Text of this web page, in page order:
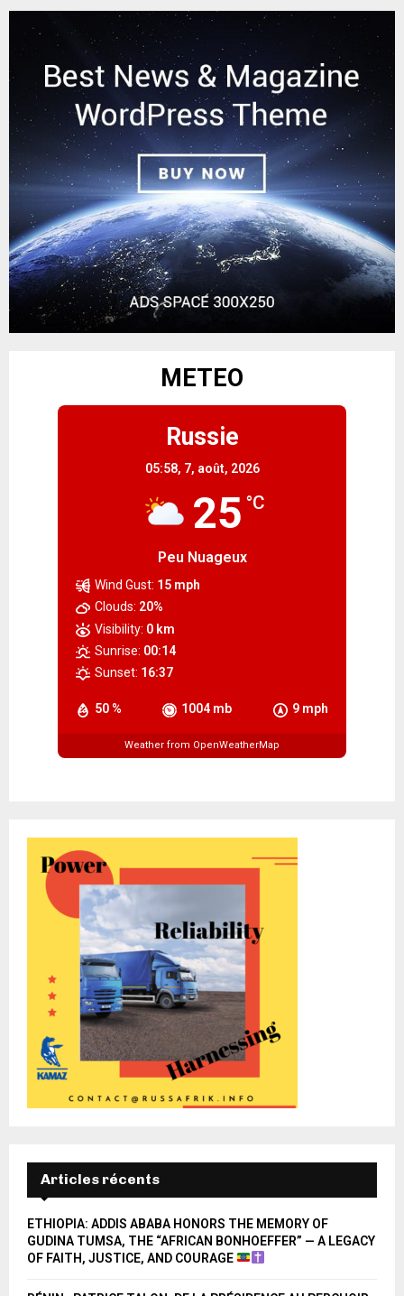
METEO
Russie
05:58, 7, août, 2026
25 °C
Peu Nuageux
50 % 1004 mb 9 mph
Wind Gust: 15 mph
Clouds: 20%
Visibility: 0 km
Sunrise: 00:14
Sunset: 16:37
Weather from OpenWeatherMap
Articles récents
ETHIOPIA: ADDIS ABABA HONORS THE MEMORY OF
GUDINA TUMSA, THE “AFRICAN BONHOEFFER” — A LEGACY
OF FAITH, JUSTICE, AND COURAGE